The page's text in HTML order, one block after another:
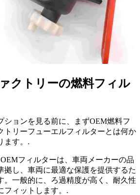
クトリーの燃料フィル
ションを見る前に、まずOEM燃料フ
トリーフューエルフィルターとは何か
ます。.
OEMフィルターは、車両メーカーの品
拠し、車両に最適な保護を提供するた
。一般的に、ろ過精度が高く、耐久性
フィットします。.